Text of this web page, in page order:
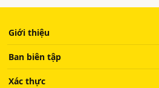
Giới thiệu
Ban biên tập
Xác thực